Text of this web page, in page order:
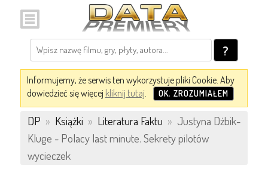
?
Informujemy, że serwis ten wykorzystuje pliki Cookie. Aby
dowiedzieć się więcej kliknij tutaj. OK, ZROZUMIAŁEM
DP » Książki » Literatura Faktu » Justyna Dżbik-
Kluge - Polacy last minute. Sekrety pilotów
wycieczek